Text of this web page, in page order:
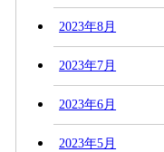
2023年8月
2023年7月
2023年6月
2023年5月